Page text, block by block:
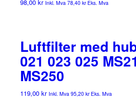
98,00 kr Inkl. Mva 78,40 krEks. Mva
Luftfilter med
021 023 025
MS250
119,00 kr Inkl. Mva 95,20 krEks. Mva